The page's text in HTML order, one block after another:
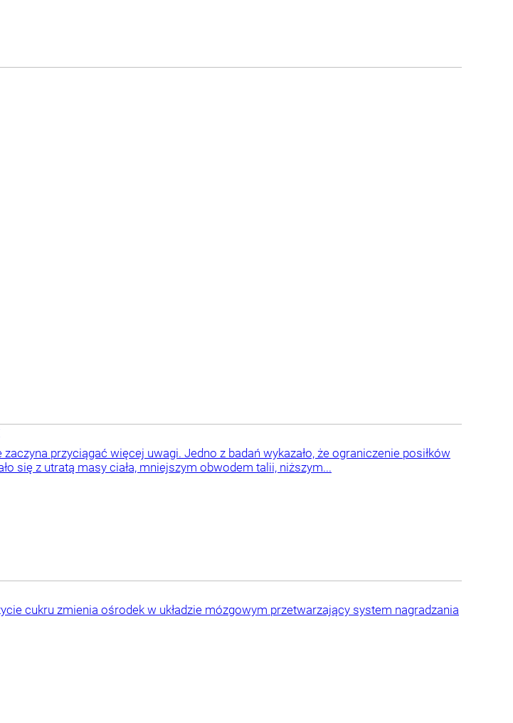
przyciągać więcej uwagi. Jedno z badań wykazało, że ograniczenie posiłków
się z utratą masy ciała, mniejszym obwodem talii, niższym...
cukru zmienia ośrodek w układzie mózgowym przetwarzający system nagradzania